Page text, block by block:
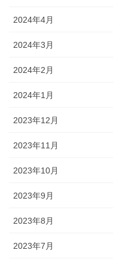
2024年4月
2024年3月
2024年2月
2024年1月
2023年12月
2023年11月
2023年10月
2023年9月
2023年8月
2023年7月